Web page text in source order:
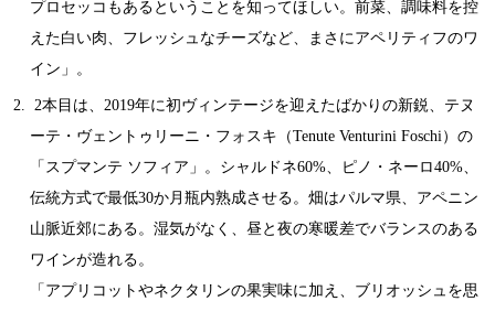
プロセッコもあるということを知ってほしい。前菜、調味料を控
えた白い肉、フレッシュなチーズなど、まさにアペリティフのワ
イン」。
2本目は、2019年に初ヴィンテージを迎えたばかりの新鋭、テヌ
ーテ・ヴェントゥリーニ・フォスキ（Tenute Venturini Foschi）の
「スプマンテ ソフィア」。シャルドネ60%、ピノ・ネーロ40%、
伝統方式で最低30か月瓶内熟成させる。畑はパルマ県、アペニン
山脈近郊にある。湿気がなく、昼と夜の寒暖差でバランスのある
ワインが造れる。
「アプリコットやネクタリンの果実味に加え、ブリオッシュを思